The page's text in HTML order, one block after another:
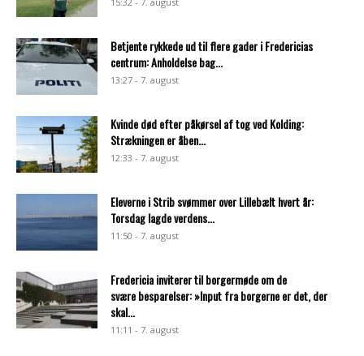
Betjente rykkede ud til flere gader i Fredericias
centrum: Anholdelse bag...
13:27 - 7. august
Kvinde død efter påkørsel af tog ved Kolding:
Strækningen er åben...
12:33 - 7. august
Eleverne i Strib svømmer over Lillebælt hvert år:
Torsdag lagde verdens...
11:50 - 7. august
Fredericia inviterer til borgermøde om de
svære besparelser: »Input fra borgerne er det, der
skal...
11:11 - 7. august